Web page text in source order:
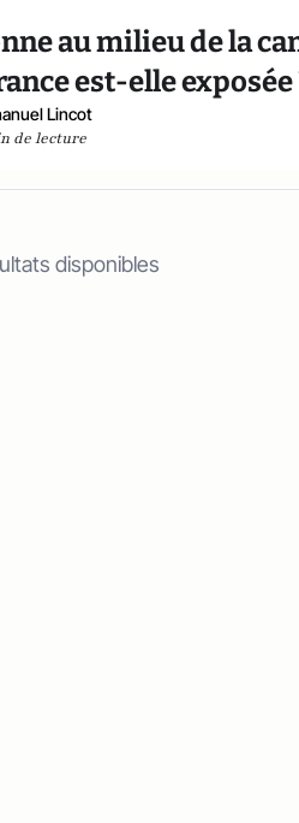
au milieu de la
est-elle exposée
Lincot
de lecture
disponibles